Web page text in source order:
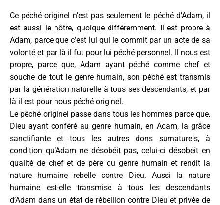
Ce péché originel n’est pas seulement le péché d’Adam, il
est aussi le nôtre, quoique différemment. Il est propre à
Adam, parce que c’est lui qui le commit par un acte de sa
volonté et par là il fut pour lui péché personnel. Il nous est
propre, parce que, Adam ayant péché comme chef et
souche de tout le genre humain, son péché est transmis
par la génération naturelle à tous ses descendants, et par
là il est pour nous péché originel.
Le péché originel passe dans tous les hommes parce que,
Dieu ayant conféré au genre humain, en Adam, la grâce
sanctifiante et tous les autres dons surnaturels, à
condition qu’Adam ne désobéit pas, celui-ci désobéit en
qualité de chef et de père du genre humain et rendit la
nature humaine rebelle contre Dieu. Aussi la nature
humaine est-elle transmise à tous les descendants
d’Adam dans un état de rébellion contre Dieu et privée de